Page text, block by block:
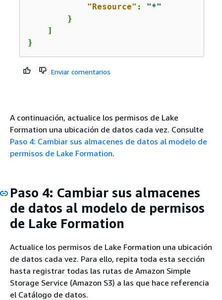
"Resource" : "*"
        }
    ]
}
Enviar comentarios
A continuación, actualice los permisos de Lake
Formation una ubicación de datos cada vez. Consulte
Paso 4: Cambiar sus almacenes de datos al modelo de
permisos de Lake Formation.
Paso 4: Cambiar sus almacenes
de datos al modelo de permisos
de Lake Formation
Actualice los permisos de Lake Formation una ubicación
de datos cada vez. Para ello, repita toda esta sección
hasta registrar todas las rutas de Amazon Simple
Storage Service (Amazon S3) a las que hace referencia
el Catálogo de datos.